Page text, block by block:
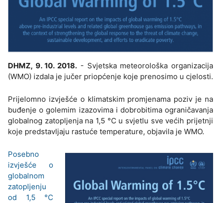
DHMZ, 9. 10. 2018. - Svjetska meteorološka organizacija
(WMO) izdala je jučer priopćenje koje prenosimo u cjelosti.
Prijelomno izvješće o klimatskim promjenama poziv je na
buđenje o golemim izazovima i dobrobitima ograničavanja
globalnog zatopljenja na 1,5 °C u svjetlu sve većih prijetnji
koje predstavljaju rastuće temperature, objavila je WMO.
Posebno
izvješće o
globalnom
zatopljenju
od 1,5 °C